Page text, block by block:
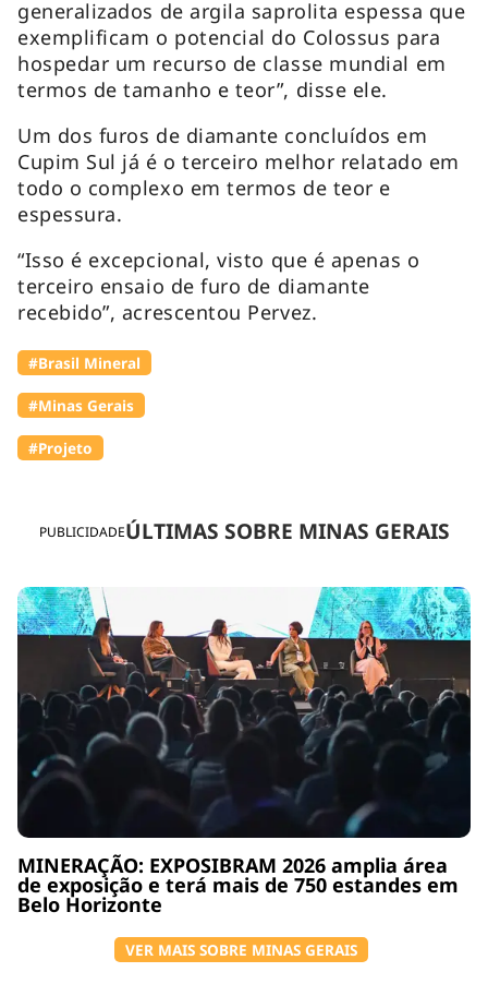
PUBLICIDADEÚLTIMAS SOBRE MINAS GERAIS
MINERAÇÃO: EXPOSIBRAM 2026 amplia área
de exposição e terá mais de 750 estandes em
Belo Horizonte
VER MAIS SOBRE MINAS GERAIS
generalizados de argila saprolita espessa que
exemplificam o potencial do Colossus para
hospedar um recurso de classe mundial em
termos de tamanho e teor”, disse ele.
Um dos furos de diamante concluídos em
Cupim Sul já é o terceiro melhor relatado em
todo o complexo em termos de teor e
espessura.
“Isso é excepcional, visto que é apenas o
terceiro ensaio de furo de diamante
recebido”, acrescentou Pervez.
#Brasil Mineral
#Minas Gerais
#Projeto